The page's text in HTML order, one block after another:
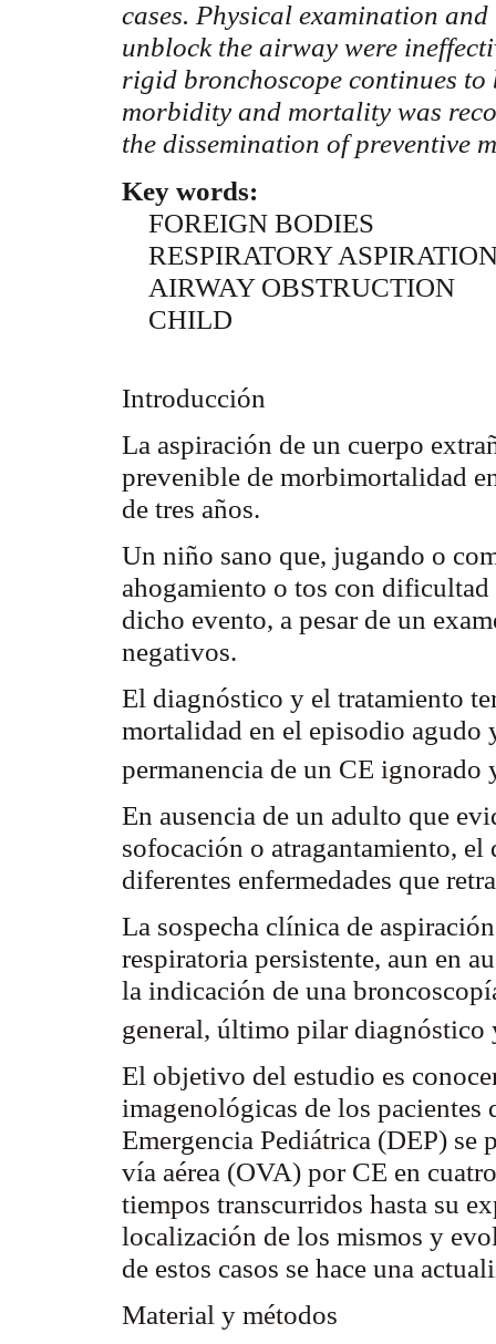
cases. Physical examination
unblock the airway were
rigid bronchoscope continues
morbidity and mortality was
the dissemination of preventive
Key words:
FOREIGN BODIES
RESPIRATORY
AIRWAY OBSTRUCTION
CHILD
Introducción
La aspiración de un cuerpo
prevenible de morbimortalidad
de tres años.
Un niño sano que, jugando o
ahogamiento o tos con dificultad
dicho evento, a pesar de un
negativos.
El diagnóstico y el tratamiento
mortalidad en el episodio agudo
permanencia de un CE
En ausencia de un adulto que
sofocación o atragantamiento,
diferentes enfermedades que
La sospecha clínica de
respiratoria persistente, aun en
la indicación de una
general, último pilar
El objetivo del estudio es
imagenológicas de los pacientes
Emergencia Pediátrica (DEP)
vía aérea (OVA) por CE en
tiempos transcurridos hasta su
localización de los mismos y
de estos casos se hace una
Material y métodos